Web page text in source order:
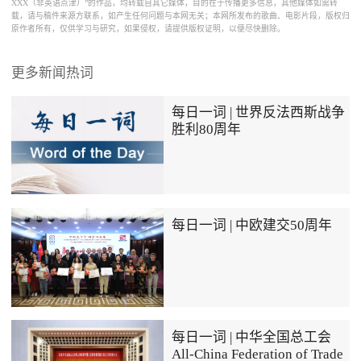
XXX（非英语点津）”的作品，均转载自其它媒体，目的在于传播更多信息，其他媒体如需转
载，请与稿件来源方联系，如产生任何问题与本网无关；本网所发布的歌曲、电影片段，版权归
原作者所有，仅供学习与研究，如果侵权，请提供版权证明，以便尽快删除。
更多新闻热词
每日一词 | 世界反法西斯战争
胜利80周年
每日一词 | 中欧建交50周年
每日一词 | 中华全国总工会
All-China Federation of Trade